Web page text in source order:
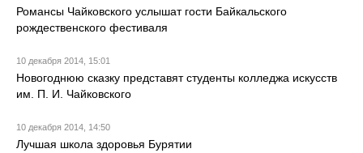
Романсы Чайковского услышат гости Байкальского
рождественского фестиваля
10 декабря 2014, 15:01
Новогоднюю сказку представят студенты колледжа искусств
им. П. И. Чайковского
10 декабря 2014, 14:50
Лучшая школа здоровья Бурятии